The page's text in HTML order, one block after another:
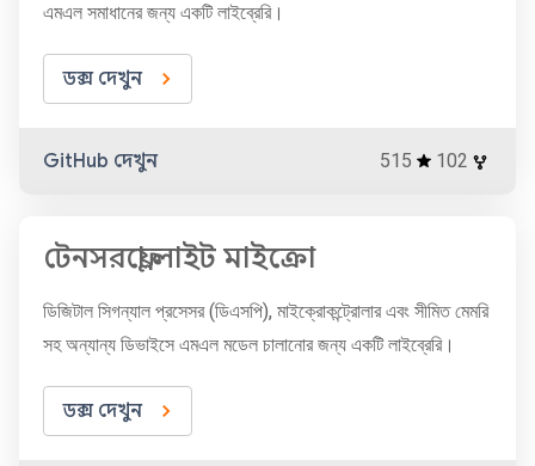
এমএল সমাধানের জন্য একটি লাইব্রেরি।
ডক্স দেখুন
GitHub দেখুন 515 102
টেনসরফ্লো লাইট মাইক্রো
ডিজিটাল সিগন্যাল প্রসেসর (ডিএসপি), মাইক্রোকন্ট্রোলার এবং সীমিত মেমরি
সহ অন্যান্য ডিভাইসে এমএল মডেল চালানোর জন্য একটি লাইব্রেরি।
ডক্স দেখুন